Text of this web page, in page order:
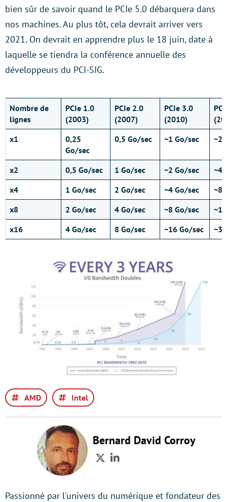
bien sûr de savoir quand le PCIe 5.0 débarquera dans
nos machines. Au plus tôt, cela devrait arriver vers
2021. On devrait en apprendre plus le 18 juin, date à
laquelle se tiendra la conférence annuelle des
développeurs du PCI-SIG.
Nombre de
lignes
PCIe 1.0
(2003)
PCIe 2.0
(2007)
PCIe 3.0
(2010)
x1
0,25
Go/sec
0,5 Go/sec ~1 Go/sec ~2
x2 0,5 Go/sec 1 Go/sec ~2 Go/sec
~4
x4
1 Go/sec 2 Go/sec ~4 Go/sec
~8
x8
2 Go/sec 4 Go/sec ~8 Go/sec
x16
4 Go/sec 8 Go/sec ~16 Go/sec
AMD Intel
Bernard David Corroy
TwitterLinkedIn
Passionné par l'univers du numérique et fondateur des